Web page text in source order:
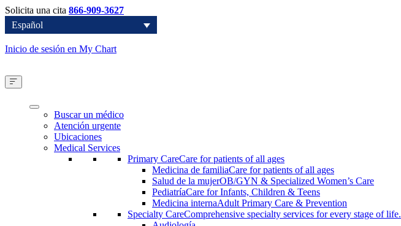
Solicita una cita 866-909-3627
Español
Inicio de sesión en My Chart
Buscar un médico
Atención urgente
Ubicaciones
Medical Services
Primary CareCare for patients of all ages
Medicina de familiaCare for patients of all ages
Salud de la mujerOB/GYN & Specialized Women’s Care
PediatríaCare for Infants, Children & Teens
Medicina internaAdult Primary Care & Prevention
Specialty CareComprehensive specialty services for every stage of life.